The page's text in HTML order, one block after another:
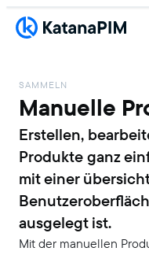
SAMMELN
Manuelle
Erstellen,
Produkte ganz
mit einer
ausgelegt ist.
Mit der manuellen